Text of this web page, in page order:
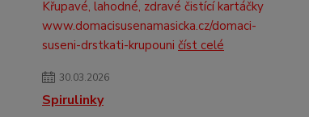
Křupavé, lahodné, zdravé čistící kartáčky
www.domacisusenamasicka.cz/domaci-
suseni-drstkati-krupouni číst celé
30.03.2026
Spirulinky